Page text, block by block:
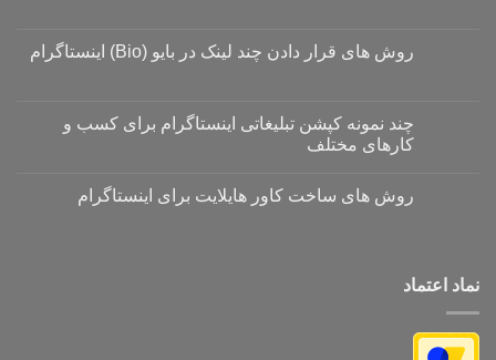
روش های قرار دادن چند لینک در بایو (Bio) اینستاگرام
چند نمونه کپشن تبلیغاتی اینستاگرام برای کسب و
کارهای مختلف
روش های ساخت کاور هایلایت برای اینستاگرام
نماد اعتماد